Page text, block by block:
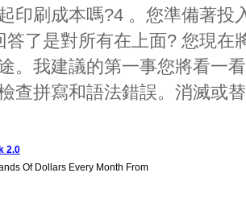
印刷成本嗎?4 。您準備著投
答了是對所有在上面? 您現在
。我建議的第一事您將看一
查拼寫和語法錯誤。消滅或
2.0
Of Dollars Every Month From